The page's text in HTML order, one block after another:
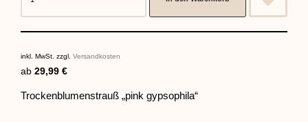
inkl. MwSt. zzgl. Versandkosten
ab 29,99 €
Trockenblumenstrauß „pink gypsophila“